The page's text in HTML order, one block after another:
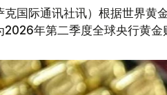
克国际通讯社讯）根据世界
2026年第二季度全球央行黄金